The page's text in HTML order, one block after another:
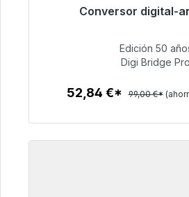
Conversor digital-
Listo para envío inmediato,
52,84 €
Edición 50
Digi Bridge Pro
52,84 €* 99,00 €*